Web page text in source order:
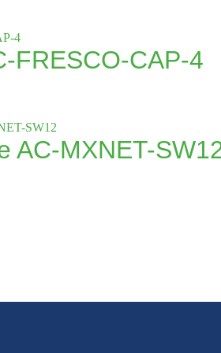
FRESCO-CAP-4
AC-MXNET-